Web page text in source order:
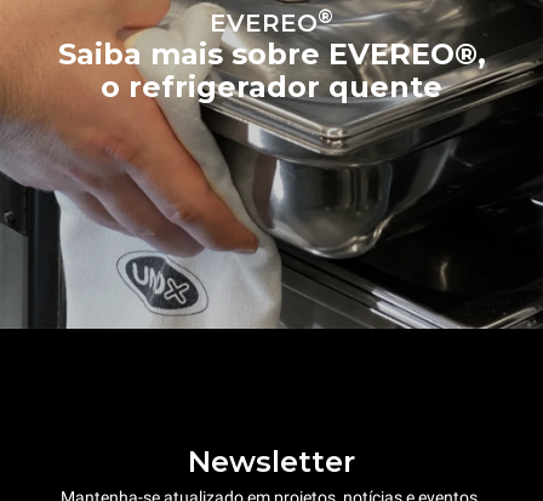
EVEREO®
Saiba mais sobre EVEREO®,
o refrigerador quente
Newsletter